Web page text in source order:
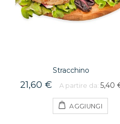
Stracchino
21,60 € A partire da: 5,40
AGGIUNGI